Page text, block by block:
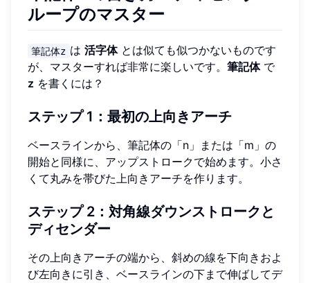
ループのマスター
筆記体z は 活字体とは似ても似つかないものです
が、マスターすれば非常に楽しいです。 筆記体で
z を書くには？
ステップ 1：最初の上向きアーチ
ベースラインから、筆記体の「n」または「m」の
開始と同様に、アップストロークで始めます。小さ
くて丸みを帯びた上向きアーチを作ります。
ステップ 2：対角線ダウンストロークと
ディセンダー
その上向きアーチの端から、斜めの線を下向きおよ
び左向きに引き、ベースラインの下まで伸ばしてデ